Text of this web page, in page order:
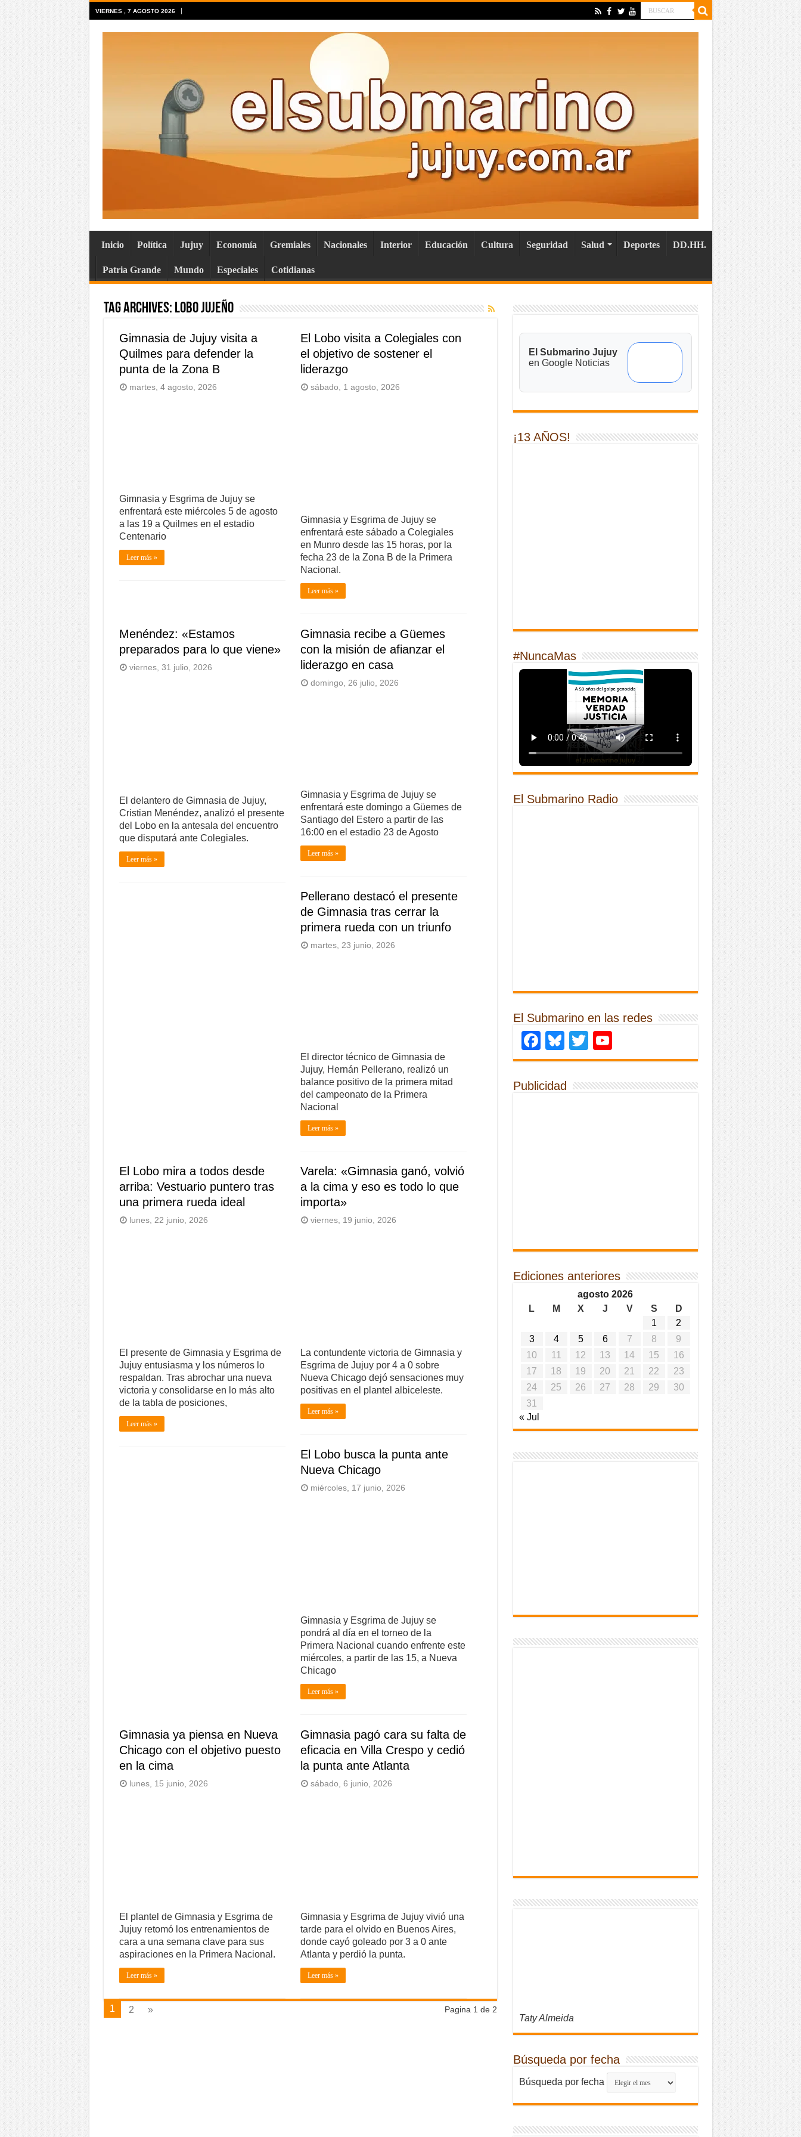
VIERNES , 7 AGOSTO 2026
Inicio Política Jujuy Economía Gremiales Nacionales Interior Educación Cultura Seguridad Salud Deportes DD.HH.
Patria Grande Mundo Especiales Cotidianas
Tag Archives: Lobo Jujeño
Gimnasia de Jujuy visita a
Quilmes para defender la
punta de la Zona B
martes, 4 agosto, 2026
Gimnasia y Esgrima de Jujuy se
enfrentará este miércoles 5 de agosto
a las 19 a Quilmes en el estadio
Centenario
Leer más »
El Lobo visita a Colegiales con
el objetivo de sostener el
liderazgo
sábado, 1 agosto, 2026
Gimnasia y Esgrima de Jujuy se
enfrentará este sábado a Colegiales
en Munro desde las 15 horas, por la
fecha 23 de la Zona B de la Primera
Nacional.
Leer más »
Menéndez: «Estamos
preparados para lo que viene»
viernes, 31 julio, 2026
El delantero de Gimnasia de Jujuy,
Cristian Menéndez, analizó el presente
del Lobo en la antesala del encuentro
que disputará ante Colegiales.
Leer más »
Gimnasia recibe a Güemes
con la misión de afianzar el
liderazgo en casa
domingo, 26 julio, 2026
Gimnasia y Esgrima de Jujuy se
enfrentará este domingo a Güemes de
Santiago del Estero a partir de las
16:00 en el estadio 23 de Agosto
Leer más »
Pellerano destacó el presente
de Gimnasia tras cerrar la
primera rueda con un triunfo
martes, 23 junio, 2026
El director técnico de Gimnasia de
Jujuy, Hernán Pellerano, realizó un
balance positivo de la primera mitad
del campeonato de la Primera
Nacional
Leer más »
El Lobo mira a todos desde
arriba: Vestuario puntero tras
una primera rueda ideal
lunes, 22 junio, 2026
El presente de Gimnasia y Esgrima de
Jujuy entusiasma y los números lo
respaldan. Tras abrochar una nueva
victoria y consolidarse en lo más alto
de la tabla de posiciones,
Leer más »
Varela: «Gimnasia ganó, volvió
a la cima y eso es todo lo que
importa»
viernes, 19 junio, 2026
La contundente victoria de Gimnasia y
Esgrima de Jujuy por 4 a 0 sobre
Nueva Chicago dejó sensaciones muy
positivas en el plantel albiceleste.
Leer más »
El Lobo busca la punta ante
Nueva Chicago
miércoles, 17 junio, 2026
Gimnasia y Esgrima de Jujuy se
pondrá al día en el torneo de la
Primera Nacional cuando enfrente este
miércoles, a partir de las 15, a Nueva
Chicago
Leer más »
Gimnasia ya piensa en Nueva
Chicago con el objetivo puesto
en la cima
lunes, 15 junio, 2026
El plantel de Gimnasia y Esgrima de
Jujuy retomó los entrenamientos de
cara a una semana clave para sus
aspiraciones en la Primera Nacional.
Leer más »
Gimnasia pagó cara su falta de
eficacia en Villa Crespo y cedió
la punta ante Atlanta
sábado, 6 junio, 2026
Gimnasia y Esgrima de Jujuy vivió una
tarde para el olvido en Buenos Aires,
donde cayó goleado por 3 a 0 ante
Atlanta y perdió la punta.
Leer más »
Pagina 1 de 2
1 2 »
El Submarino Jujuy
en Google Noticias
¡13 AÑOS!
#NuncaMas
El Submarino Radio
El Submarino en las redes
Facebook
Bluesky
Twitter
Publicidad
Ediciones anteriores
agosto 2026
L
M X J V S
D
1
2
3
4 5 6 7 8
9
10
11 12 13 14 15
16
17
18 19 20 21 22
23
24
25 26 27 28 29
30
31
« Jul
Taty Almeida
Búsqueda por fecha
Búsqueda por fecha